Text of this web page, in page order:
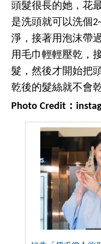
頭髮很長的她，花
是洗頭就可以洗個
淨，接著用泡沫帶
用毛巾輕輕壓乾，
髮，然後才開始把
乾後的髮絲就不會
Photo Credit：